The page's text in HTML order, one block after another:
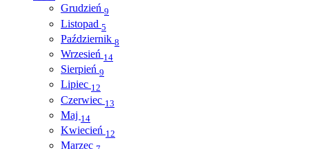
Grudzień 9
Listopad 5
Październik 8
Wrzesień 14
Sierpień 9
Lipiec 12
Czerwiec 13
Maj 14
Kwiecień 12
Marzec